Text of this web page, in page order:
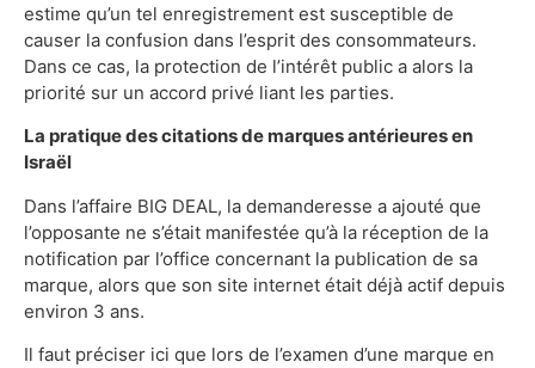
estime qu’un tel enregistrement est susceptible de
causer la confusion dans l’esprit des consommateurs.
Dans ce cas, la protection de l’intérêt public a alors la
priorité sur un accord privé liant les parties.
La pratique des citations de marques antérieures en
Israël
Dans l’affaire BIG DEAL, la demanderesse a ajouté que
l’opposante ne s’était manifestée qu’à la réception de la
notification par l’office concernant la publication de sa
marque, alors que son site internet était déjà actif depuis
environ 3 ans.
Il faut préciser ici que lors de l’examen d’une marque en